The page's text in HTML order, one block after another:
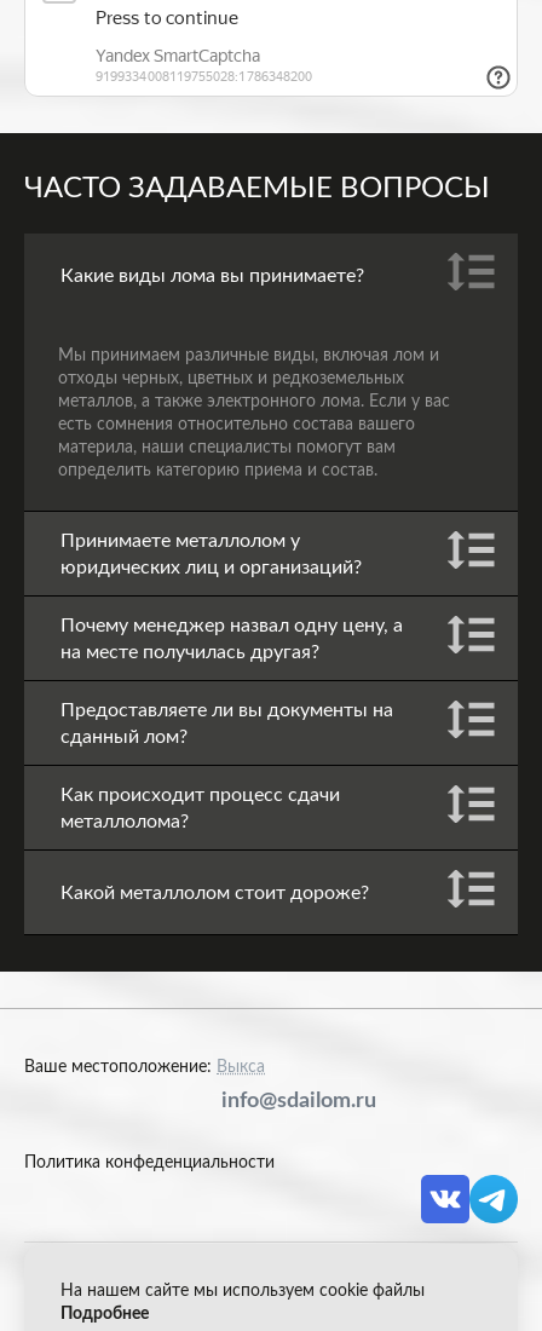
ЧАСТО ЗАДАВАЕМЫЕ ВОПРОСЫ
Какие виды лома вы принимаете?
Мы принимаем различные виды, включая лом и
отходы черных, цветных и редкоземельных
металлов, а также электронного лома. Если у вас
есть сомнения относительно состава вашего
материла, наши специалисты помогут вам
определить категорию приема и состав.
Принимаете металлолом у
юридических лиц и организаций?
Почему менеджер назвал одну цену, а
на месте получилась другая?
Предоставляете ли вы документы на
сданный лом?
Как происходит процесс сдачи
металлолома?
Какой металлолом стоит дороже?
Ваше местоположение: Выкса
info@sdailom.ru
Политика конфеденциальности
© 2026 Акрон Скрап
На нашем сайте мы используем cookie файлы
Подробнее